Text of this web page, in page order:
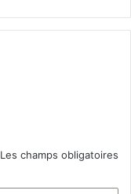
Les champs obligatoires